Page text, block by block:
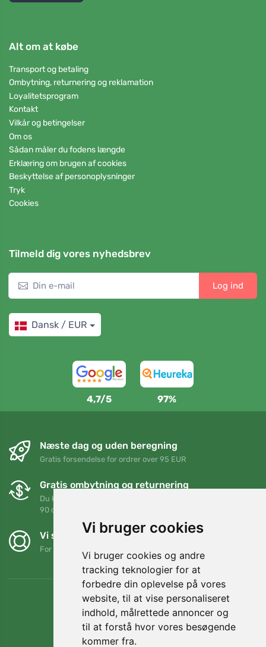
Vi bruger cookies
Vi bruger cookies og andre
tracking teknologier for at
forbedre din oplevelse på vores
website, til at vise personaliseret
indhold, målrettede annoncer og
til at forstå hvor vores besøgende
kommer fra.
Alt om at købe
Transport og betaling
Ombytning, returnering og reklamation
Loyalitetsprogram
Kontakt
Vilkår og betingelser
Om os
Sådan måler du fodens længde
Erklæring om brugen af cookies
Beskyttelse af personoplysninger
Tryk
Cookies
Tilmeld dig vores nyhedsbrev
Log ind
Dansk / EUR
4,7/5 97%
Næste dag og uden beregning
Gratis forsendelse for ordrer over 95 EUR
Gratis ombytning og returnering
Du kan returnere eller bytte din ordre når som helst inden for
90 dage
Vi støtter Trees.org
For hver ordre planter vi et træ! Læs mere